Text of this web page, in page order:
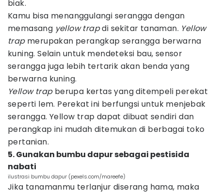
biak.
Kamu bisa menanggulangi serangga dengan
memasang yellow trapdi sekitar tanaman. Yellow
trapmerupakan perangkap serangga berwarna
kuning. Selain untuk mendeteksi bau, sensor
serangga juga lebih tertarik akan benda yang
berwarna kuning.
Yellow trap berupa kertas yang ditempeli perekat
seperti lem. Perekat ini berfungsi untuk menjebak
serangga. Yellow trap dapat dibuat sendiri dan
perangkap ini mudah ditemukan di berbagai toko
pertanian.
5. Gunakan bumbu dapur sebagai pestisida
nabati
ilustrasi bumbu dapur (pexels.com/mareefe)
Jika tanamanmu terlanjur diserang hama, maka